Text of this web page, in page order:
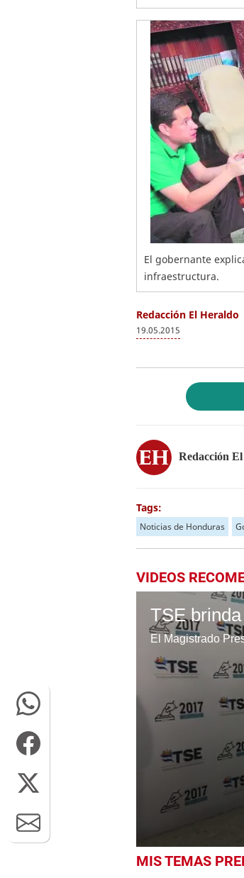
El gobernante
infraestructura.
Redacción El Heraldo
19.05.2015
Redacción
Tags:
Noticias de Honduras
VIDEOS
seconds
MIS TEMAS